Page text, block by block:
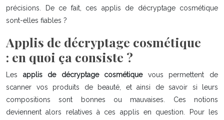
précisions. De ce fait, ces applis de décryptage cosmétique
sont-elles fiables ?
Applis de décryptage cosmétique
: en quoi ça consiste ?
Les applis de décryptage cosmétique vous permettent de
scanner vos produits de beauté, et ainsi de savoir si leurs
compositions sont bonnes ou mauvaises. Ces notions
deviennent alors relatives à ces applis en question. Pour les